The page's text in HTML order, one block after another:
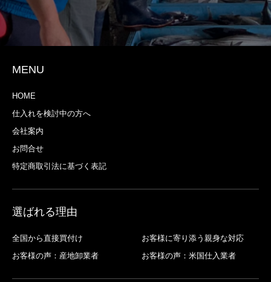
MENU
HOME
仕入れを検討中の方へ
会社案内
お問合せ
特定商取引法に基づく表記
選ばれる理由
全国から直接買付け
お客様に寄り添う親身な対応
お客様の声：産地卸業者
お客様の声：米国仕入業者